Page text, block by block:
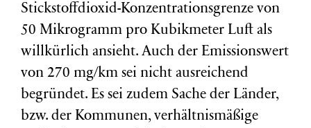
Stickstoffdioxid-Konzentrationsgrenze von
50 Mikrogramm pro Kubikmeter Luft als
willkürlich ansieht. Auch der Emissionswert
von 270 mg/km sei nicht ausreichend
begründet. Es sei zudem Sache der Länder,
bzw. der Kommunen, verhältnismäßige